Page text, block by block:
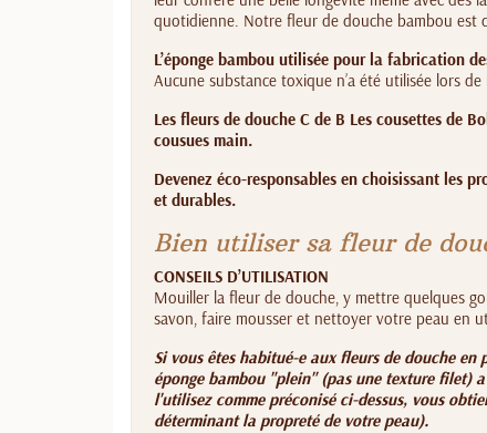
quotidienne. Notre fleur de douche bambou est
L’éponge bambou utilisée pour la fabrication
Aucune substance toxique n’a été utilisée lors
Les fleurs de douche C de B Les cousettes de
cousues main.
Devenez éco-responsables en choisissant les
et durables.
Bien utiliser sa fleur de
CONSEILS D’UTILISATION
Mouiller la fleur de douche, y mettre quelques
savon, faire mousser et nettoyer votre peau en
Si vous êtes habitué-e aux fleurs de douche
éponge bambou "plein" (pas une texture filet)
l'utilisez comme préconisé ci-dessus, vous
déterminant la propreté de votre peau).